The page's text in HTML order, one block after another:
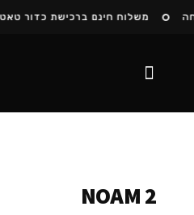
משלוח חינם ברכישת כדור טאטו
NOAM 2